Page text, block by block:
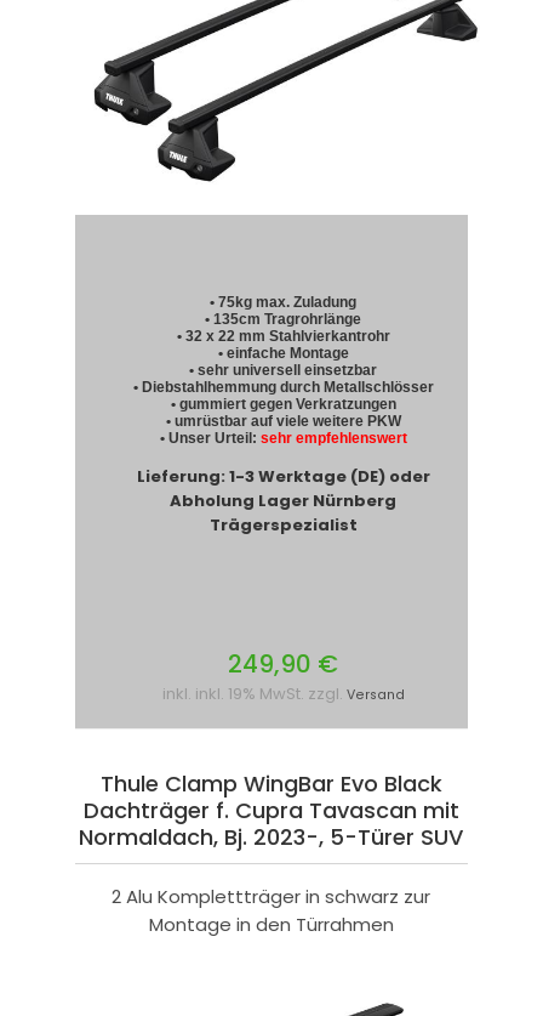
• 75kg max. Zuladung
• 135cm Tragrohrlänge
• 32 x 22 mm Stahlvierkantrohr
• einfache Montage
• sehr universell einsetzbar
• Diebstahlhemmung durch Metallschlösser
• gummiert gegen Verkratzungen
• umrüstbar auf viele weitere PKW
• Unser Urteil: sehr empfehlenswert
Lieferung: 1-3 Werktage (DE) oder
Abholung Lager Nürnberg
Trägerspezialist
249,90 €
inkl. inkl. 19% MwSt. zzgl. Versand
Thule Clamp WingBar Evo Black
Dachträger f. Cupra Tavascan mit
Normaldach, Bj. 2023-, 5-Türer SUV
2 Alu Komplettträger in schwarz zur
Montage in den Türrahmen